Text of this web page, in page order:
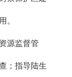
。
源监督管
；指导陆生